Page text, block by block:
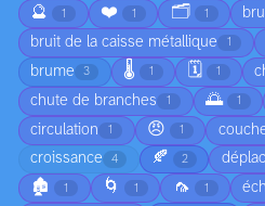
🔮
1 ❤️ 1 🗂️ 1
bruit de la caisse métallique 1
brume 3 🌡️ 1 🗓️ 1
chute de branches 1 🌅 1
circulation 1 😠 1
croissance 4 🍂 2
🏚️ 1 🌀 1 🦟 1